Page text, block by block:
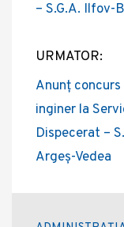
– S.G.A. Ilfov-
URMATOR:
Anunț
inginer la
Dispecerat –
Argeș-Vedea